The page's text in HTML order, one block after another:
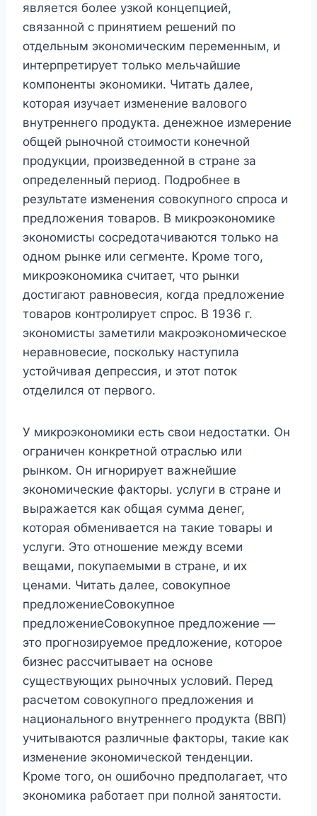
является более узкой концепцией,
связанной с принятием решений по
отдельным экономическим переменным, и
интерпретирует только мельчайшие
компоненты экономики. Читать далее,
которая изучает изменение валового
внутреннего продукта. денежное измерение
общей рыночной стоимости конечной
продукции, произведенной в стране за
определенный период. Подробнее в
результате изменения совокупного спроса и
предложения товаров. В микроэкономике
экономисты сосредотачиваются только на
одном рынке или сегменте. Кроме того,
микроэкономика считает, что рынки
достигают равновесия, когда предложение
товаров контролирует спрос. В 1936 г.
экономисты заметили макроэкономическое
неравновесие, поскольку наступила
устойчивая депрессия, и этот поток
отделился от первого.
У микроэкономики есть свои недостатки. Он
ограничен конкретной отраслью или
рынком. Он игнорирует важнейшие
экономические факторы. услуги в стране и
выражается как общая сумма денег,
которая обменивается на такие товары и
услуги. Это отношение между всеми
вещами, покупаемыми в стране, и их
ценами. Читать далее, совокупное
предложениеСовокупное
предложениеСовокупное предложение —
это прогнозируемое предложение, которое
бизнес рассчитывает на основе
существующих рыночных условий. Перед
расчетом совокупного предложения и
национального внутреннего продукта (ВВП)
учитываются различные факторы, такие как
изменение экономической тенденции.
Кроме того, он ошибочно предполагает, что
экономика работает при полной занятости.